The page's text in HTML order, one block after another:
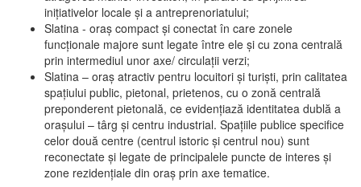
iniţiativelor locale şi a antreprenoriatului;
Slatina - oraş compact şi conectat în care zonele
funcţionale majore sunt legate între ele şi cu zona centrală
prin intermediul unor axe/ circulații verzi;
Slatina – oraş atractiv pentru locuitori şi turişti, prin calitatea
spaţiului public, pietonal, prietenos, cu o zonă centrală
preponderent pietonală, ce evidenţiază identitatea dublă a
oraşului – târg şi centru industrial. Spaţiile publice specifice
celor două centre (centrul istoric şi centrul nou) sunt
reconectate şi legate de principalele puncte de interes şi
zone rezidenţiale din oraş prin axe tematice.